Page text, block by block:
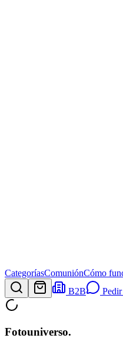
CategoríasComuniónCómo
B2B
Fotouniverso.